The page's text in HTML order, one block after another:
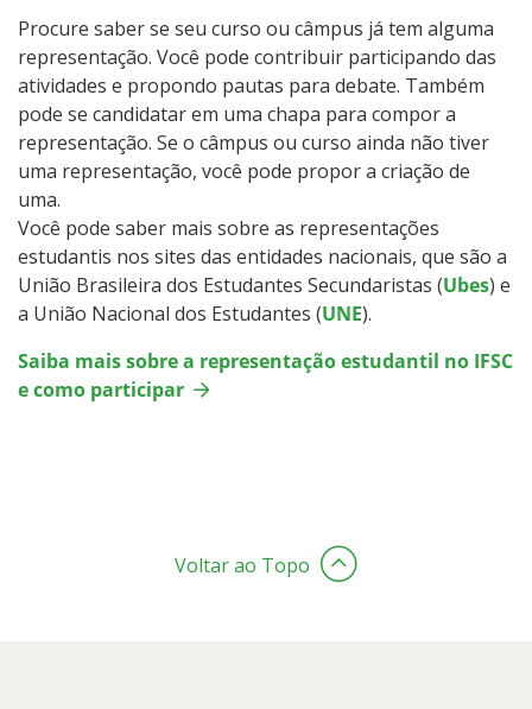
Procure saber se seu curso ou câmpus já tem alguma
representação. Você pode contribuir participando das
atividades e propondo pautas para debate. Também
pode se candidatar em uma chapa para compor a
representação. Se o câmpus ou curso ainda não tiver
uma representação, você pode propor a criação de
uma.
Você pode saber mais sobre as representações
estudantis nos sites das entidades nacionais, que são a
União Brasileira dos Estudantes Secundaristas (Ubes) e
a União Nacional dos Estudantes (UNE).
Saiba mais sobre a representação estudantil no IFSC
e como participar
Voltar ao Topo